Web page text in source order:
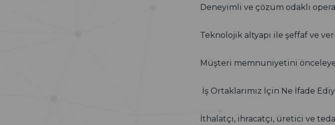
Deneyimli ve çözüm odaklı
Teknolojik altyapı ile şeffaf ve
Müşteri memnuniyetini
İş Ortaklarımız İçin Ne İfade
İthalatçı, ihracatçı, üretici ve